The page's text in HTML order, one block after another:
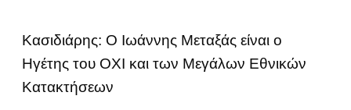
Κασιδιάρης: Ο Ιωάννης Μεταξάς είναι ο
Ηγέτης του ΟΧΙ και των Μεγάλων Εθνικών
Κατακτήσεων